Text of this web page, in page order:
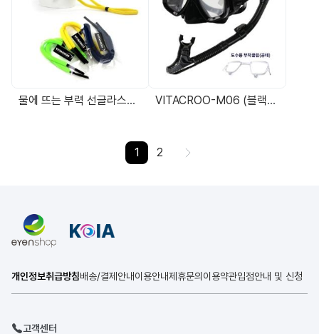
물에 뜨는 부력 선글라스줄 안경줄 안경밴드 선글라스밴드 VITACROO COLOR STRAP VITACROO-M06 (블랙) 도수스노쿨링마스크 도수용다이빙마스크 (근시,난시,원시 Rx제작형 프레임포함)
1 2 >
개인정보취급방침배송/결제안내이용안내제휴문의 이용약관입점안내 및 신청
고객센터